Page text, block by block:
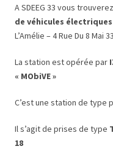
A SDEEG 33 vous
de véhicules électriques
L’Amélie – 4 Rue Du 8 Mai
La station est opérée par
« MObiVE »
C’est une station de type
Il s’agit de prises de type
18